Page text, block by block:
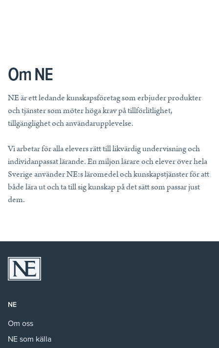
Om NE
NE är ett ledande kunskapsföretag som erbjuder produkter
och tjänster som möter höga krav på tillförlitlighet,
tillgänglighet och användarupplevelse.
Vi arbetar för alla elevers rätt till likvärdig undervisning och
individanpassat lärande. En miljon lärare och elever över hela
Sverige använder NE:s läromedel och kunskapstjänster för att
både lära ut och ta till sig kunskap på det sätt som passar just
dem.
NE
Om oss
NE som källa